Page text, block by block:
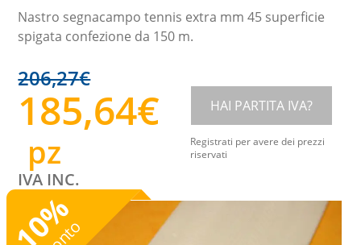
Nastro segnacampo tennis extra mm 45 superficie
spigata confezione da 150 m.
206,27€
185,64€
pz
IVA INC.
HAI PARTITA IVA?
Registrati per avere dei prezzi
riservati
10
%